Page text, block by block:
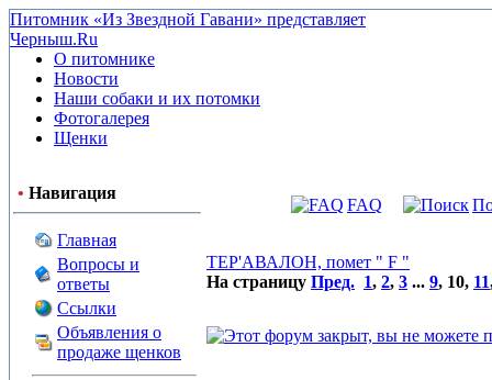
Питомник «Из Звездной Гавани» представляет
Черныш.Ru
О питомнике
Новости
Наши собаки и их потомки
Фотогалерея
Щенки
• Навигация
Главная
Вопросы и
ответы
Ссылки
Объявления о
продаже щенков
FAQ
ТЕР'АВАЛОН, помет " F "
На страницу Пред. 1, 2, 3 ... 9, 10, 11